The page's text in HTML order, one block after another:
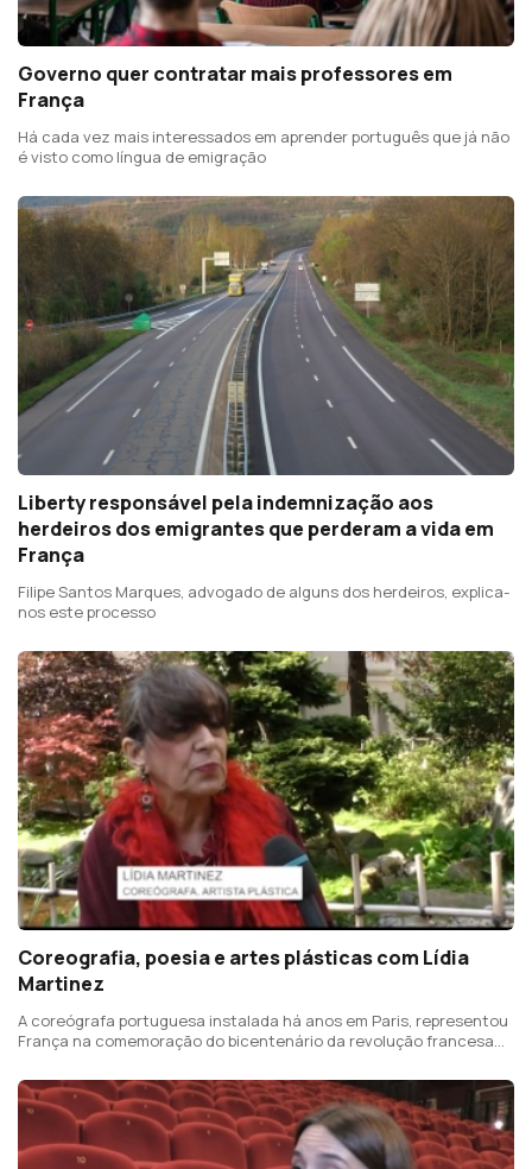
Governo quer contratar mais professores em
França
Há cada vez mais interessados em aprender português que já não
é visto como língua de emigração
Liberty responsável pela indemnização aos
herdeiros dos emigrantes que perderam a vida em
França
Filipe Santos Marques, advogado de alguns dos herdeiros, explica-
nos este processo
Coreografia, poesia e artes plásticas com Lídia
Martinez
A coreógrafa portuguesa instalada há anos em Paris, representou
França na comemoração do bicentenário da revolução francesa